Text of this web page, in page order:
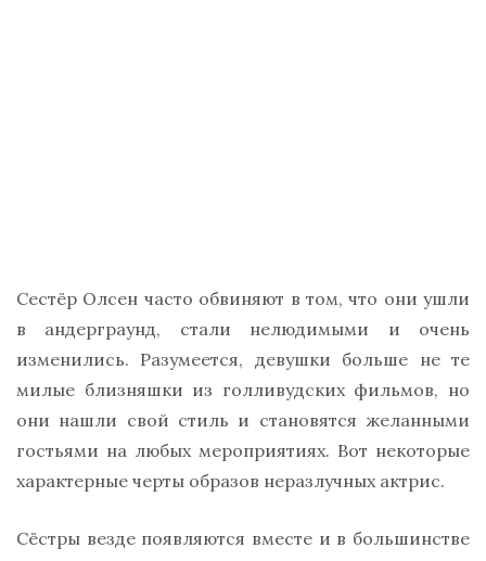
Сестёр Олсен часто обвиняют в том, что они ушли
в андерграунд, стали нелюдимыми и очень
изменились. Разумеется, девушки больше не те
милые близняшки из голливудских фильмов, но
они нашли свой стиль и становятся желанными
гостьями на любых мероприятиях. Вот некоторые
характерные черты образов неразлучных актрис.
Сёстры везде появляются вместе и в большинстве